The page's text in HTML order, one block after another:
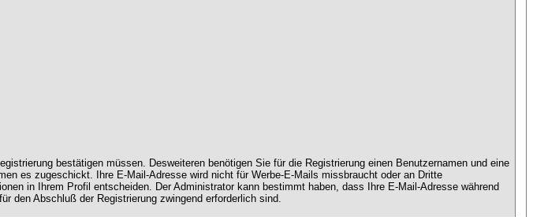
bestätigen müssen. Desweiteren benötigen Sie für die Registrierung einen Benutzernamen und eine
es zugeschickt. Ihre E-Mail-Adresse wird nicht für Werbe-E-Mails missbraucht oder an Dritte
in Ihrem Profil entscheiden. Der Administrator kann bestimmt haben, dass Ihre E-Mail-Adresse während
den Abschluß der Registrierung zwingend erforderlich sind.